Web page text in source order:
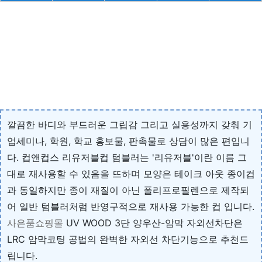
깔끔한 바디와 부드러운 그립감 그리고 실용성까지 갖춰 기
업세미나, 학원, 학교 홍보물, 판촉물로 상담이 많은 편입니
다. 컵앤컵스 리유저블컵 텀블러는 '리유저블'이란 이름 그
대로 재사용할 수 있음을 뜨하며 모양은 테이크 아웃 종이컵
과 동일하지만 종이 재질이 아닌 폴리프로필렌으로 제작되
어 일반 텀블러처럼 반영구적으로 재사용 가능한 컵 입니다.
사은품쇼핑몰 UV WOOD 3단 양우산-암막 자외선차단은
LRC 암막코팅 공법의 완벽한 자외선 차단기능으로 추천드
립니다.